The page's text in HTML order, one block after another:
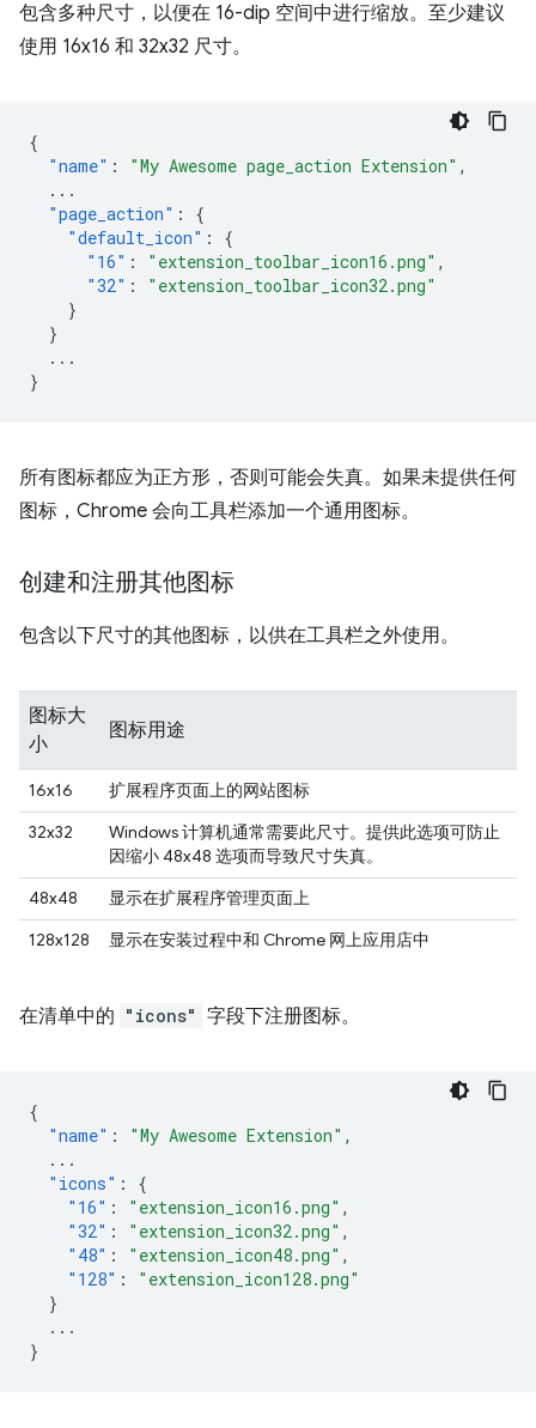
包含多种尺寸，以便在 16-dip 空间中进行缩放。至少建议
使用 16x16 和 32x32 尺寸。
{
"name" : "My Awesome page_action Extension" ,
...
"page_action" :
{
"default_icon" :
{
"16" : "extension_toolbar_icon16.png" ,
"32" :
"extension_toolbar_icon32.png"
}
}
...
}
所有图标都应为正方形，否则可能会失真。如果未提供任何
图标，Chrome 会向工具栏添加一个通用图标。
创建和注册其他图标
包含以下尺寸的其他图标，以供在工具栏之外使用。
图标大
小
图标用途
16x16
扩展程序页面上的网站图标
32x32
Windows 计算机通常需要此尺寸。提供此选项可防止
因缩小 48x48 选项而导致尺寸失真。
48x48
显示在扩展程序管理页面上
128x128
显示在安装过程中和 Chrome 网上应用店中
在清单中的 "icons" 字段下注册图标。
{
"name" : "My Awesome Extension" ,
...
"icons" :
{
"16" : "extension_icon16.png" ,
"32" : "extension_icon32.png" ,
"48" : "extension_icon48.png" ,
"128" :
"extension_icon128.png"
}
...
}